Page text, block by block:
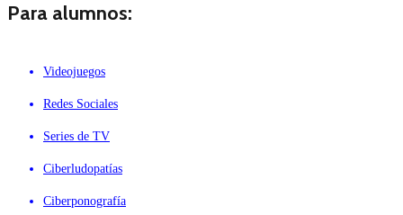
Para alumnos:
Videojuegos
Redes Sociales
Series de TV
Ciberludopatías
Ciberponografía